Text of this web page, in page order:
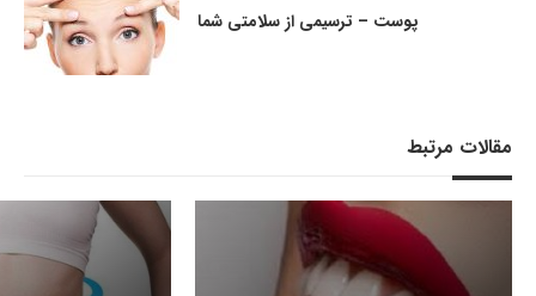
پوست – ترسیمی از سلامتی شما
مقالات مرتبط